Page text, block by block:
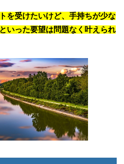
を受けたいけど、手持ちが少な
いった要望は問題なく叶えられ